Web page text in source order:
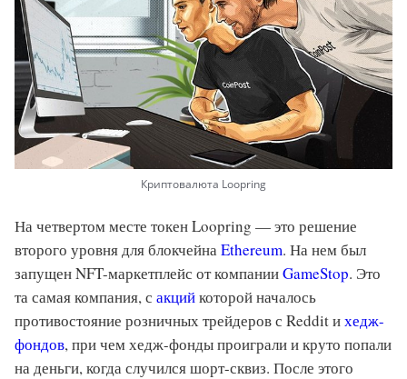
Криптовалюта Loopring
На четвертом месте токен Loopring — это решение
второго уровня для блокчейнаEthereum. На нем был
запущен NFT-маркетплейс от компанииGameStop. Это
та самая компания, с акцийкоторой началось
противостояние розничных трейдеров с Reddit ихедж-
фондов, при чем хедж-фонды проиграли и круто попали
на деньги, когда случился шорт-сквиз. После этого